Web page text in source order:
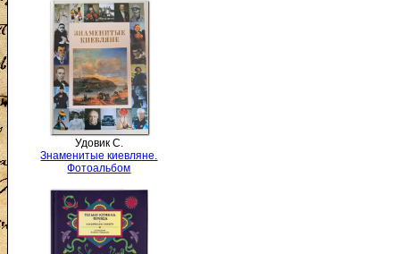
Удовик С.
Знаменитые киевляне.
Фотоальбом